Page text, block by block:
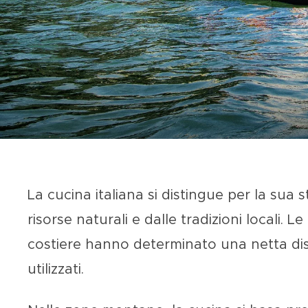
La cucina italiana si distingue per la sua
risorse naturali e dalle tradizioni locali.
costiere hanno determinato una netta
utilizzati.